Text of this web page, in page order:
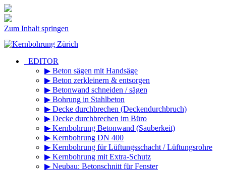
Zum Inhalt springen
_EDITOR
▶ Beton sägen mit Handsäge
▶ Beton zerkleinern & entsorgen
▶ Betonwand schneiden / sägen
▶ Bohrung in Stahlbeton
▶ Decke durchbrechen (Deckendurchbruch)
▶ Decke durchbrechen im Büro
▶ Kernbohrung Betonwand (Sauberkeit)
▶ Kernbohrung DN 400
▶ Kernbohrung für Lüftungsschacht / Lüftungsrohre
▶ Kernbohrung mit Extra-Schutz
▶ Neubau: Betonschnitt für Fenster